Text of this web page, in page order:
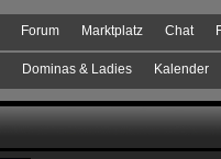
Chat
Marktplatz
Forum
Kalender
Dominas & Ladies